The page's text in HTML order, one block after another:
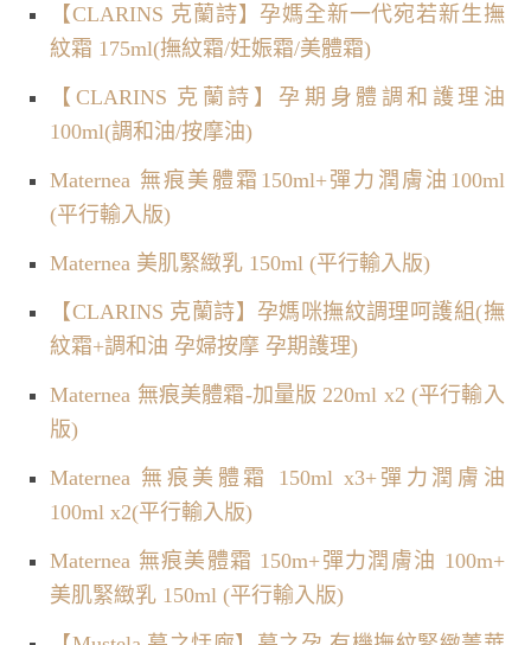
【CLARINS 克蘭詩】孕媽全新一代宛若新生撫
紋霜 175ml(撫紋霜/妊娠霜/美體霜)
【CLARINS 克蘭詩】孕期身體調和護理油
100ml(調和油/按摩油)
Maternea 無痕美體霜150ml+彈力潤膚油100ml
(平行輸入版)
Maternea 美肌緊緻乳 150ml (平行輸入版)
【CLARINS 克蘭詩】孕媽咪撫紋調理呵護組(撫
紋霜+調和油 孕婦按摩 孕期護理)
Maternea 無痕美體霜-加量版 220ml x2 (平行輸入
版)
Maternea 無痕美體霜 150ml x3+彈力潤膚油
100ml x2(平行輸入版)
Maternea 無痕美體霜 150m+彈力潤膚油 100m+
美肌緊緻乳 150ml (平行輸入版)